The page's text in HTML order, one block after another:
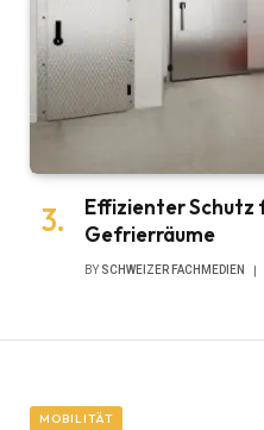
Effizienter Schutz
Gefrierräume
BY SCHWEIZER FACHMEDIEN
MOBILITÄT